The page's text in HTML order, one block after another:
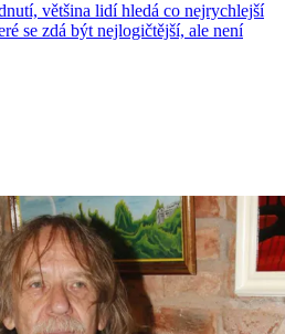
většina lidí hledá co nejrychlejší
se zdá být nejlogičtější, ale není